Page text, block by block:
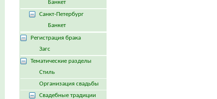
Банкет
Санкт-Петербург
Банкет
Регистрация брака
Загс
Тематические разделы
Стиль
Организация свадьбы
Свадебные традиции